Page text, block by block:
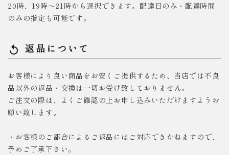
20時、19時～21時から選択できます。配達日のみ・配達時間
のみの指定も可能です。
replay 返品について
お客様により良い商品をお安くご提供するため、当店では不良
品以外の返品・交換は一切お受け致しておりません。
ご注文の際は、よくご確認の上お申し込みいただけますようお
願い致します。
・お客様のご都合によるご返品にはご対応できかねますので、
予めご了承下さい。